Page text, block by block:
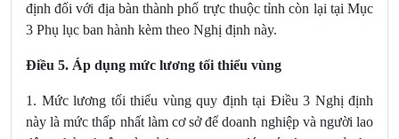
định đối với địa bàn thành phố trực thuộc tỉnh còn lại tại Mục
3 Phụ lục ban hành kèm theo Nghị định này.
Điều 5. Áp dụng mức lương tối thiểu vùng
1. Mức lương tối thiểu vùng quy định tại Điều 3 Nghị định
này là mức thấp nhất làm cơ sở để doanh nghiệp và người lao